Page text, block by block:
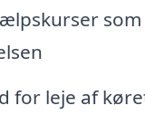
som
for leje af